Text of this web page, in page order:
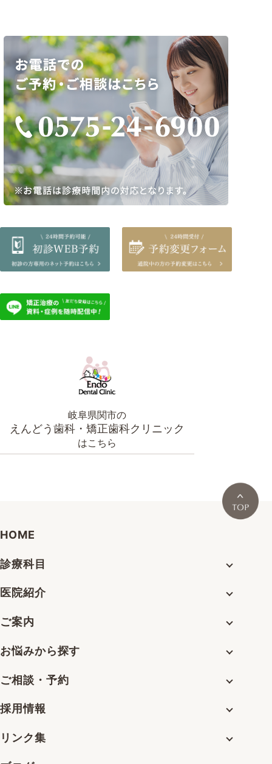
岐阜県関市の
えんどう歯科・矯正歯科クリニック
はこちら
HOME
診療科目
医院紹介
ご案内
お悩みから探す
ご相談・予約
採用情報
リンク集